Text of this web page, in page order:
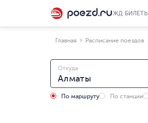
ЖД БИЛЕТЫ
Главная Расписание поездов
Откуда
По маршруту По станции